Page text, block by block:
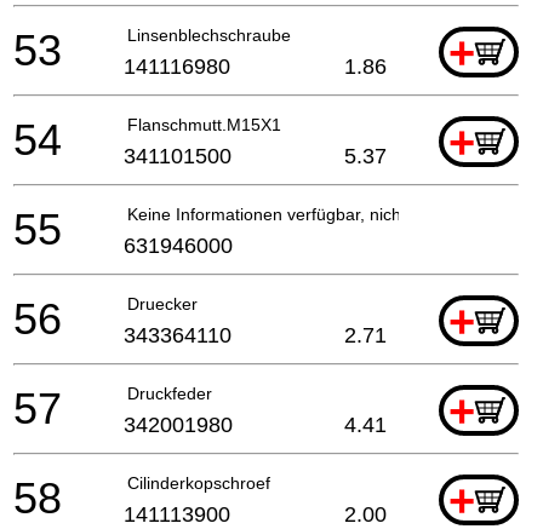
Linsenblechschraube +
53 141116980 1.86
Flanschmutt.M15X1 +
54 341101500 5.37
Keine Informationen verfügbar, nicht bestellbar
55 631946000
Druecker +
56 343364110 2.71
Druckfeder +
57 342001980 4.41
Cilinderkopschroef +
58 141113900 2.00